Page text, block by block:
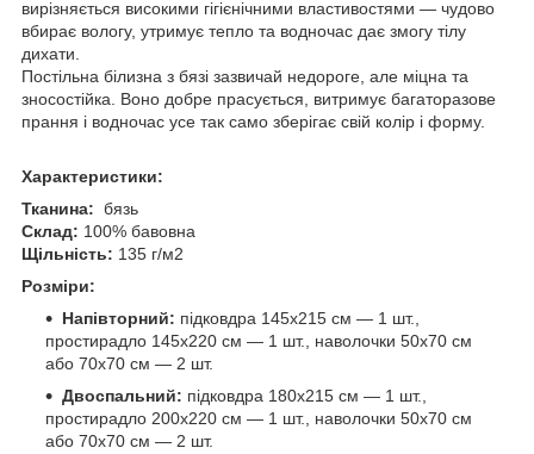
вирізняється високими гігієнічними властивостями — чудово
вбирає вологу, утримує тепло та водночас дає змогу тілу
дихати.
Постільна білизна з бязі зазвичай недороге, але міцна та
зносостійка. Воно добре прасується, витримує багаторазове
прання і водночас усе так само зберігає свій колір і форму.
Характеристики:
Тканина: бязь
Склад: 100% бавовна
Щільність: 135 г/м2
Розміри:
Напівторний: підковдра 145х215 см — 1 шт.,
простирадло 145х220 см — 1 шт., наволочки 50х70 см
або 70х70 см — 2 шт.
Двоспальний: підковдра 180х215 см — 1 шт.,
простирадло 200х220 см — 1 шт., наволочки 50х70 см
або 70х70 см — 2 шт.